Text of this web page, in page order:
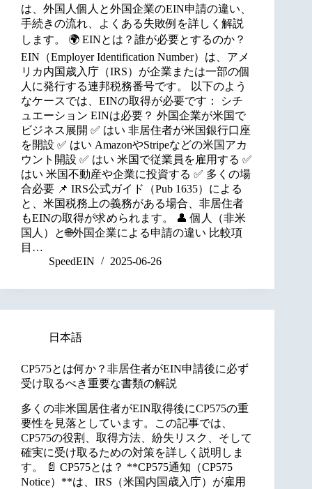
は、外国人個人と外国企業のEIN申請の違い、
手続きの流れ、よくある失敗例を詳しく解説
します。 🌍 EINとは？誰が必要とするのか？
EIN（Employer Identification Number）は、アメ
リカ内国歳入庁（IRS）が企業または一部の個
人に発行する連邦税務番号です。 以下のよう
なケースでは、EINの取得が必要です： シチ
ュエーション EINは必要？ 外国企業が米国で
ビジネス展開 ✅ はい 非居住者が米国銀行口座
を開設 ✅ はい AmazonやStripeなどの米国アカ
ウント開設 ✅ はい 米国で従業員を雇用する ✅
はい 米国不動産や企業に投資する ✅ 多くの場
合必要 📌 IRS公式ガイド（Pub 1635）による
と、米国税務上の義務がある場合、非居住者
もEINの取得が求められます。 👤 個人（非米
国人）と🌐外国企業による申請の違い 比較項
目…
SpeedEIN
2025-06-26
日本語
CP575とは何か？非居住者がEIN申請後に必ず
受け取るべき重要な書類の解説
多くの非米国居住者がEIN取得後にCP575の重
要性を見落としています。この記事では、
CP575の役割、取得方法、紛失リスク、そして
確実に受け取るための対策を詳しく説明しま
す。 📄 CP575とは？ **CP575通知（CP575
Notice）**は、IRS（米国内国歳入庁）が雇用